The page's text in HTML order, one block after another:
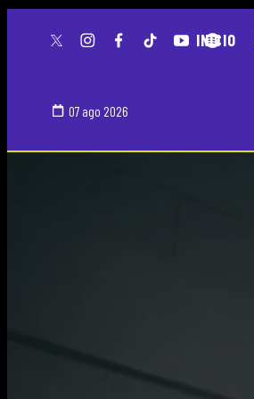
twitterinstagramfacebooktiktokyoutubespotify
INICIO
07 ago 2026